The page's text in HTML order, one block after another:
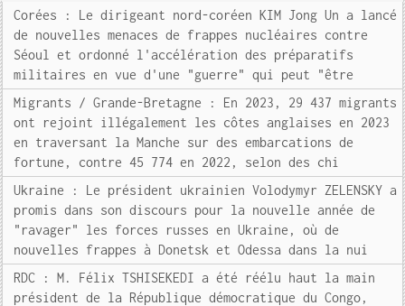
Corées : Le dirigeant nord-coréen KIM Jong Un a lancé
de nouvelles menaces de frappes nucléaires contre
Séoul et ordonné l'accélération des préparatifs
militaires en vue d'une "guerre" qui peut "être
Migrants / Grande-Bretagne : En 2023, 29 437 migrants
ont rejoint illégalement les côtes anglaises en 2023
en traversant la Manche sur des embarcations de
fortune, contre 45 774 en 2022, selon des chi
Ukraine : Le président ukrainien Volodymyr ZELENSKY a
promis dans son discours pour la nouvelle année de
"ravager" les forces russes en Ukraine, où de
nouvelles frappes à Donetsk et Odessa dans la nui
RDC : M. Félix TSHISEKEDI a été réélu haut la main
président de la République démocratique du Congo,